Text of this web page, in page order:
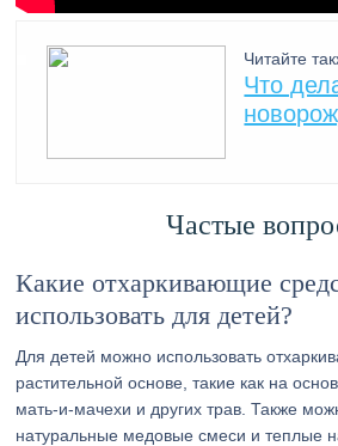
Читайте
Что
Частые
Какие отхаркивающие
использовать для детей?
Для детей можно использовать
растительной основе, такие как на
мать-и-мачехи и других трав. Также
натуральные медовые смеси и теплые